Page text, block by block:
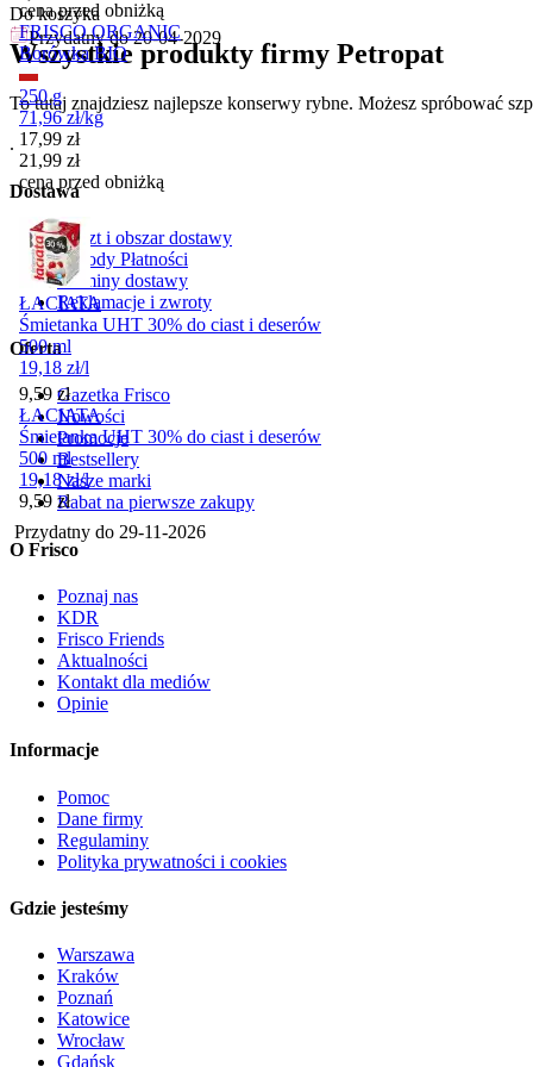
cena przed obniżką
FRISCO ORGANIC
Borówka BIO
250 g
71,96 zł/kg
Cena promocyjna
17,99 zł
21,99 zł
cena przed obniżką
ŁACIATA
Śmietanka UHT 30% do ciast i deserów
500 ml
19,18 zł/l
Cena
9,59 zł
ŁACIATA
Śmietanka UHT 30% do ciast i deserów
500 ml
19,18 zł/l
Cena
9,59 zł
Przydatny do 29-11-2026
Do koszyka
Przydatny do20-04-2029
Wszystkie produkty firmy Petropat
To tutaj znajdziesz najlepsze konserwy rybne. Możesz spróbować
.
Dostawa
Koszt i obszar dostawy
Metody Płatności
Terminy dostawy
Reklamacje i zwroty
Oferta
Gazetka Frisco
Nowości
Promocje
Bestsellery
Nasze marki
Rabat na pierwsze zakupy
O Frisco
Poznaj nas
KDR
Frisco Friends
Aktualności
Kontakt dla mediów
Opinie
Informacje
Pomoc
Dane firmy
Regulaminy
Polityka prywatności i cookies
Gdzie jesteśmy
Warszawa
Kraków
Poznań
Katowice
Wrocław
Gdańsk